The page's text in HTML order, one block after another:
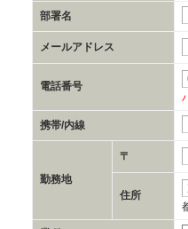
部署名
メールアドレス
電話番号
携帯/内線
勤務地
〒
住所